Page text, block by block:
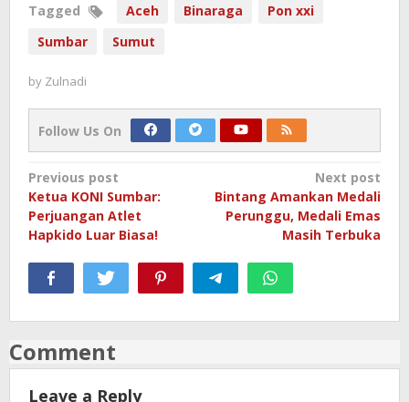
Tagged Aceh Binaraga
Pon xxi
Sumbar
Sumut
by Zulnadi
Follow Us On
Post
navigation
Previous post
Ketua KONI Sumbar:
Perjuangan Atlet
Hapkido Luar Biasa!
Next post
Bintang Amankan Medali
Perunggu, Medali Emas
Masih Terbuka
Comment
Leave a Reply